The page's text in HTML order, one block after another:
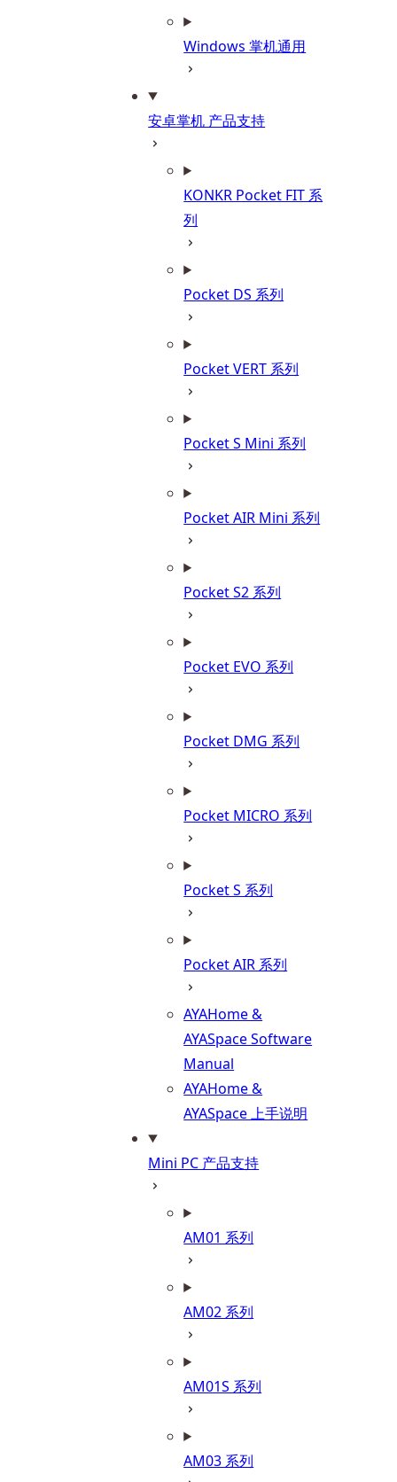
Windows 掌机通用
安卓掌机 产品支持
KONKR Pocket FIT 系
列
Pocket DS 系列
Pocket VERT 系列
Pocket S Mini 系列
Pocket AIR Mini 系列
Pocket S2 系列
Pocket EVO 系列
Pocket DMG 系列
Pocket MICRO 系列
Pocket S 系列
Pocket AIR 系列
AYAHome &
AYASpace Software
Manual
AYAHome &
AYASpace 上手说明
Mini PC 产品支持
AM01 系列
AM02 系列
AM01S 系列
AM03 系列